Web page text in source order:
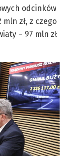
odcinków
zł, z czego
– 97 mln zł